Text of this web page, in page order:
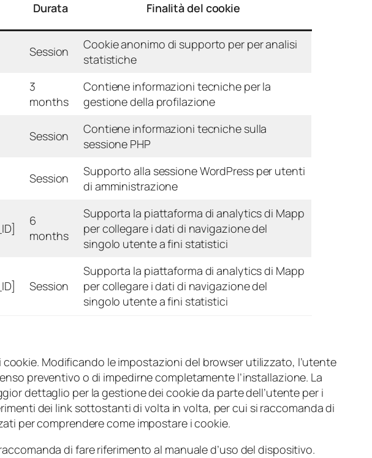
Durata Finalità del cookie
Session
Cookie anonimo di supporto per per analisi
statistiche
3
months
Contiene informazioni tecniche per la
gestione della profilazione
Session
Contiene informazioni tecniche sulla
sessione PHP
Session
Supporto alla sessione WordPress per utenti
di amministrazione
6
months
Supporta la piattaforma di analytics di Mapp
per collegare i dati di navigazione del
singolo utente a fini statistici
Session
Supporta la piattaforma di analytics di Mapp
per collegare i dati di navigazione del
singolo utente a fini statistici
Modificando le impostazioni del browser utilizzato, l’utente
preventivo o di impedirne completamente l’installazione. La
dettaglio per la gestione dei cookie da parte dell’utente per i
dei link sottostanti di volta in volta, per cui si raccomanda di
per comprendere come impostare i cookie.
di fare riferimento al manuale d’uso del dispositivo.